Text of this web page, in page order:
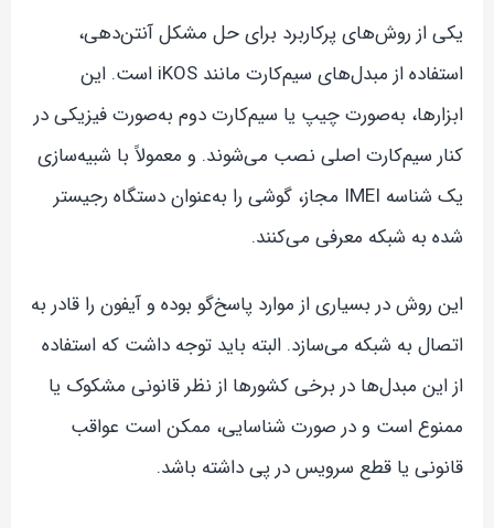
یکی از روش‌های پرکاربرد برای حل مشکل آنتن‌دهی،
استفاده از مبدل‌های سیم‌کارت مانند iKOS است. این
ابزارها، به‌صورت چیپ یا سیم‌کارت دوم به‌صورت فیزیکی در
کنار سیم‌کارت اصلی نصب می‌شوند. و معمولاً با شبیه‌سازی
یک شناسه IMEI مجاز، گوشی را به‌عنوان دستگاه رجیستر
شده به شبکه معرفی می‌کنند.
این روش در بسیاری از موارد پاسخ‌گو بوده و آیفون را قادر به
اتصال به شبکه می‌سازد. البته باید توجه داشت که استفاده
از این مبدل‌ها در برخی کشورها از نظر قانونی مشکوک یا
ممنوع است و در صورت شناسایی، ممکن است عواقب
قانونی یا قطع سرویس در پی داشته باشد.